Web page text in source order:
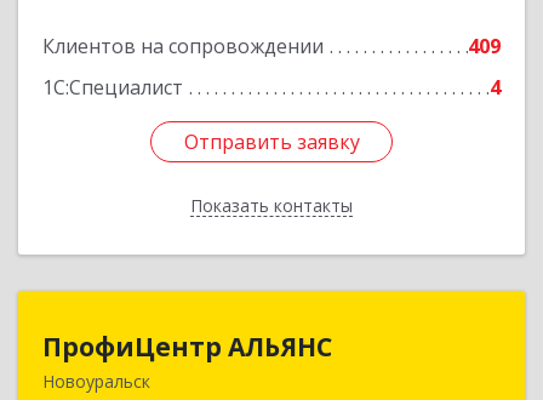
Клиентов на сопровождении
409
1С:Специалист
4
Отправить заявку
Показать контакты
Отправить заявку
Назад
ПрофиЦентр АЛЬЯНС
Новоуральск
624133, Свердловская обл, Новоуральск г, Льва